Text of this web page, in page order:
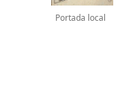
Portada local